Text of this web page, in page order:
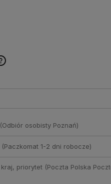
(Odbiór osobisty Poznań)
(Paczkomat 1-2 dni robocze)
priorytet(Poczta Polska